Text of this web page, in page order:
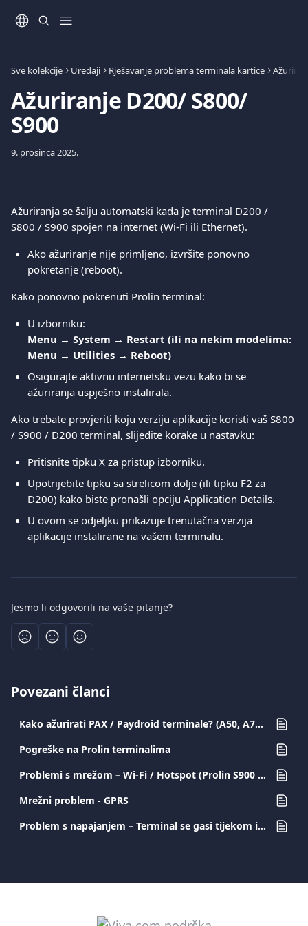
Sve kolekcije Uređaji Rješavanje problema terminala kartice Ažurirati
Ažuriranje D200/ S800/
S900
9. prosinca 2025.
Ažuriranja se šalju automatski kada je terminal D200 /
S800 / S900 spojen na internet (Wi-Fi ili Ethernet).
Ako ažuriranje nije primljeno, izvršite ponovno
pokretanje (reboot).
Kako ponovno pokrenuti Prolin terminal:
U izborniku:
Menu → System → Restart (ili na nekim modelima:
Menu → Utilities → Reboot)
Osigurajte aktivnu internetsku vezu kako bi se
ažuriranja uspješno instalirala.
Ako trebate provjeriti koju verziju aplikacije koristi vaš S800
/ S900 / D200 terminal, slijedite korake u nastavku:
Pritisnite tipku X za pristup izborniku.
Upotrijebite tipku sa strelicom dolje (ili tipku F2 za
D200) kako biste pronašli opciju Application Details.
U ovom se odjeljku prikazuje trenutačna verzija
aplikacije instalirane na vašem terminalu.
Jesmo li odgovorili na vaše pitanje?
Povezani članci
Kako ažurirati PAX / Paydroid terminale? (A50, A77, A80, A910, A920, A920PRO)
Pogreške na Prolin terminalima
Problemi s mrežom – Wi-Fi / Hotspot (Prolin S900 / D200)
Mrežni problem - GPRS
Problem s napajanjem – Terminal se gasi tijekom ispisa